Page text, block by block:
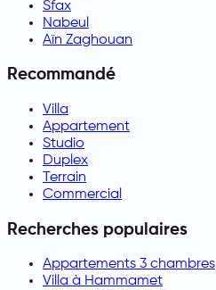
Sfax
Nabeul
Aïn Zaghouan
Recommandé
Villa
Appartement
Studio
Duplex
Terrain
Commercial
Recherches populaires
Appartements 3 chambres
Villa à Hammamet